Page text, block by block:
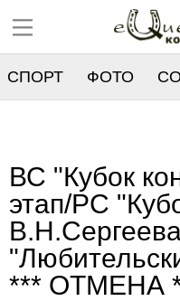
СПОРТ ФОТО
ВС "Кубок
этап/РС
*** ОТМЕНА